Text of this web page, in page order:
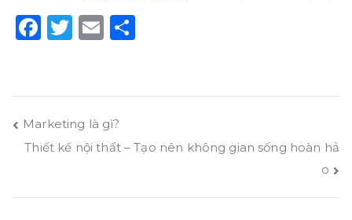
F
e
b
o
k
T
t
e
r
E
l
r
Điều
hướng
bài
Marketing là gì?
Thiết kế nội thất – Tạo nên không gian sống hoàn hả
o